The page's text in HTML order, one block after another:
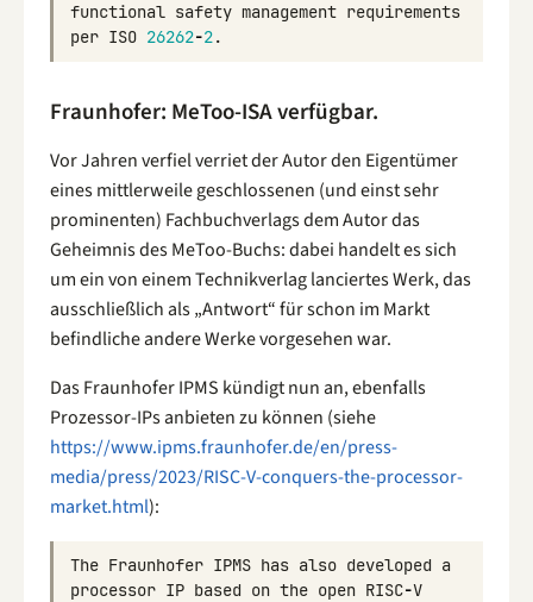
functional safety management requirements
per ISO 26262-2.
Fraunhofer: MeToo-ISA verfügbar.
Vor Jahren verfiel verriet der Autor den Eigentümer
eines mittlerweile geschlossenen (und einst sehr
prominenten) Fachbuchverlags dem Autor das
Geheimnis des MeToo-Buchs: dabei handelt es sich
um ein von einem Technikverlag lanciertes Werk, das
ausschließlich als „Antwort“ für schon im Markt
befindliche andere Werke vorgesehen war.
Das Fraunhofer IPMS kündigt nun an, ebenfalls
Prozessor-IPs anbieten zu können (siehe
https://www.ipms.fraunhofer.de/en/press-
media/press/2023/RISC-V-conquers-the-processor-
market.html):
The Fraunhofer IPMS has also developed a
processor IP based on the open RISC-V